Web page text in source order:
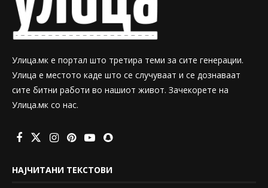
Улица.мк е портал што третира теми за сите генерации.
Улица е местото каде што се случуваат и се дознаваат
сите битни работи во нашиот живот. Зачекорете на
Улица.мк со нас.
НАЈЧИТАНИ ТЕКСТОВИ